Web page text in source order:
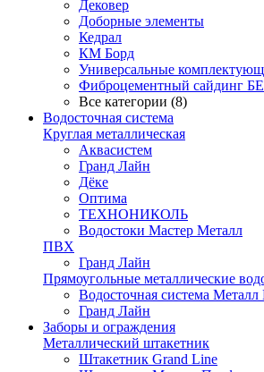
Дековер
Доборные элементы
Кедрал
КМ Борд
Универсальные
Фиброцементный сайдинг
Все категории (8)
Водосточная система
Круглая металлическая
Аквасистем
Гранд Лайн
Дёке
Оптима
ТЕХНОНИКОЛЬ
Водостоки Мастер Металл
ПВХ
Гранд Лайн
Прямоугольные металлические
Водосточная система
Гранд Лайн
Заборы и ограждения
Металлический штакетник
Штакетник Grand Line